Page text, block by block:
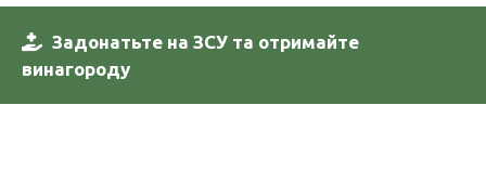
Задонатьте на ЗСУ та отримайте
винагороду